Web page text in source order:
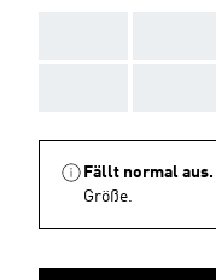
Fällt normal aus.
Größe.